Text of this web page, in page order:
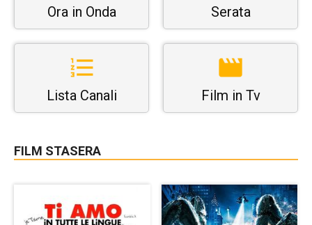
Ora in Onda Serata
Lista Canali Film in Tv
FILM STASERA